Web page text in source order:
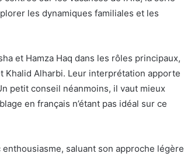
les dynamiques familiales et les
et Hamza Haq dans les rôles principaux,
Khalid Alharbi. Leur interprétation apporte
petit conseil néanmoins, il vaut mieux
en français n’étant pas idéal sur ce
saluant son approche légère